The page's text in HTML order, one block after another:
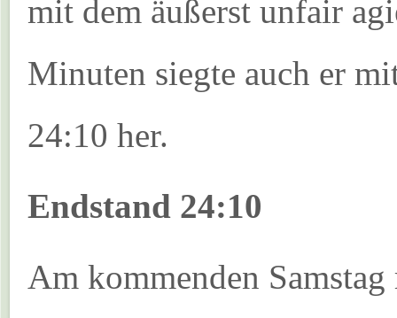
mit dem äußerst unfair
Minuten siegte auch er
24:10 her.
Endstand 24:10
Am kommenden